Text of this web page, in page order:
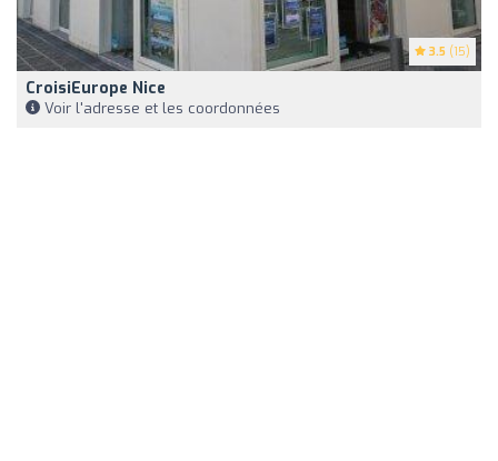
3.5 (15)
CroisiEurope Nice
Voir l'adresse et les coordonnées